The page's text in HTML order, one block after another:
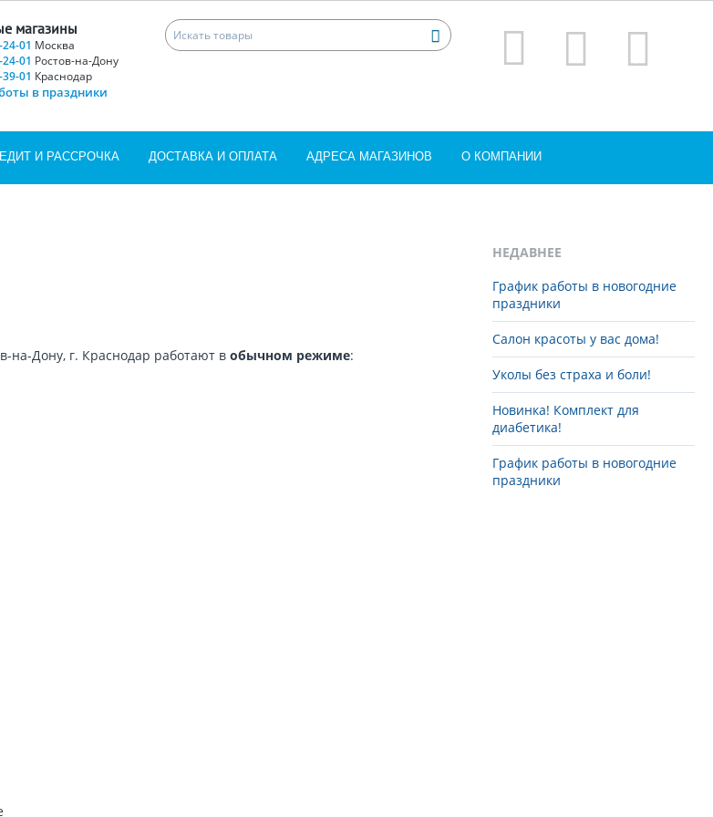
магазины
01 Москва
01 Ростов-на-Дону
01 Краснодар
в праздники
И РАССРОЧКА ДОСТАВКА И ОПЛАТА АДРЕСА МАГАЗИНОВ О КОМПАНИИ
на-Дону, г. Краснодар работают в обычном режиме:
НЕДАВНЕЕ
График работы в новогодние
праздники
Салон красоты у вас дома!
Уколы без страха и боли!
Новинка! Комплект для
диабетика!
График работы в новогодние
праздники